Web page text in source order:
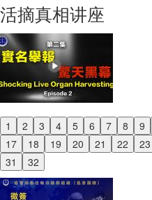
活摘真相讲座
1 2 3 4 5 6 7 8 9
17
18 19 20 21 22 23
31
32
Previous
Next